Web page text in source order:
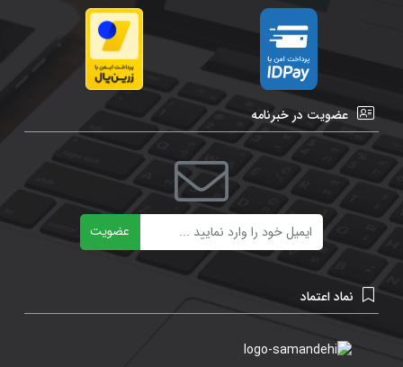
عضویت در خبرنامه
عضویت
نماد اعتماد